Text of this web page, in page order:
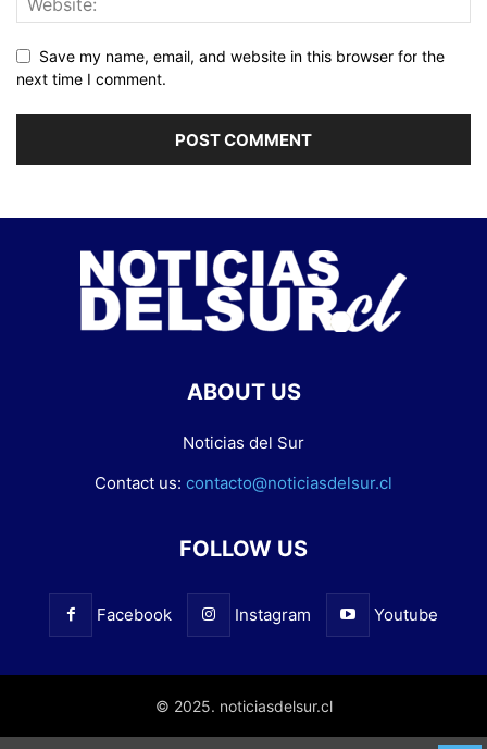
Save my name, email, and website in this browser for the
next time I comment.
ABOUT US
Noticias del Sur
Contact us: contacto@noticiasdelsur.cl
FOLLOW US
Facebook Instagram Youtube
© 2025. noticiasdelsur.cl